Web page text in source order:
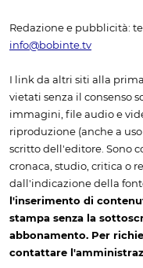
Redazione e pubblicità:
info@bobinte.tv
I link da altri siti alla
vietati senza il consenso
immagini, file audio e
riproduzione (anche a
scritto dell'editore. Sono
cronaca, studio, critica o
dall'indicazione della
l'inserimento di
stampa senza la
abbonamento. Per
contattare